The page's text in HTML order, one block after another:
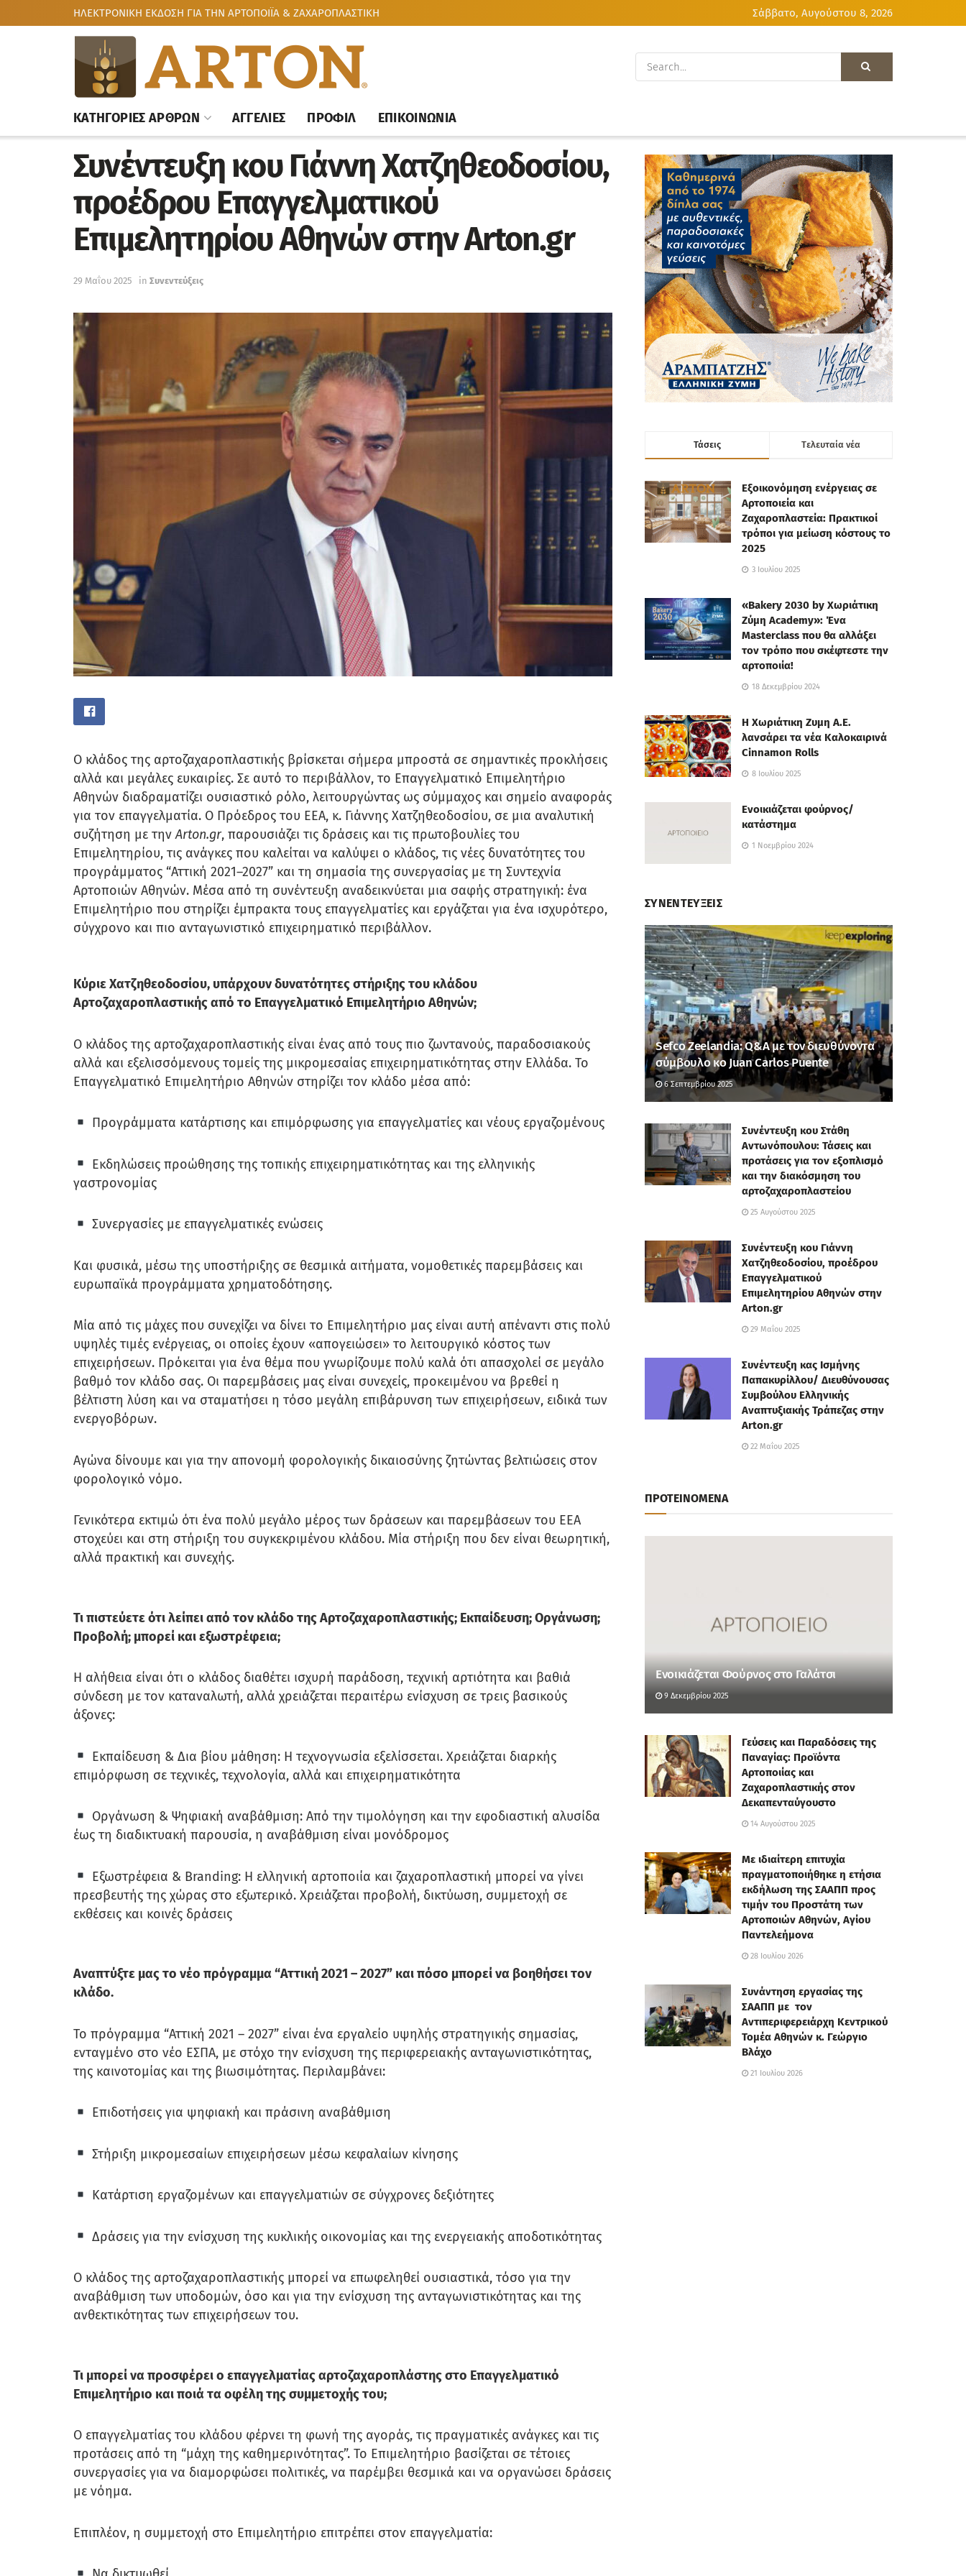
ΗΛΕΚΤΡΟΝΙΚΗ ΕΚΔΟΣΗ ΓΙΑ ΤΗΝ ΑΡΤΟΠΟΙΪΑ & ΖΑΧΑΡΟΠΛΑΣΤΙΚΗ Σάββατο, Αυγούστου 8, 2026
KΑΤΗΓΟΡΙΕΣ ΑΡΘΡΩΝ ΑΓΓΕΛΙΕΣ ΠΡΟΦΙΛ ΕΠΙΚΟΙΝΩΝΙΑ
Συνέντευξη κου Γιάννη Χατζηθεοδοσίου,
πρoέδρου Επαγγελματικού
Επιμελητηρίου Αθηνών στην Arton.gr
29 Μαΐου 2025 in Συνεντεύξεις
Ο κλάδος της αρτοζαχαροπλαστικής βρίσκεται σήμερα μπροστά σε σημαντικές προκλήσεις
αλλά και μεγάλες ευκαιρίες. Σε αυτό το περιβάλλον, το Επαγγελματικό Επιμελητήριο
Αθηνών διαδραματίζει ουσιαστικό ρόλο, λειτουργώντας ως σύμμαχος και σημείο αναφοράς
για τον επαγγελματία. Ο Πρόεδρος του ΕΕΑ, κ. Γιάννης Χατζηθεοδοσίου, σε μια αναλυτική
συζήτηση με τηνArton.gr, παρουσιάζει τις δράσεις και τις πρωτοβουλίες του
Επιμελητηρίου, τις ανάγκες που καλείται να καλύψει ο κλάδος, τις νέες δυνατότητες του
προγράμματος “Αττική 2021–2027” και τη σημασία της συνεργασίας με τη Συντεχνία
Αρτοποιών Αθηνών. Μέσα από τη συνέντευξη αναδεικνύεται μια σαφής στρατηγική: ένα
Επιμελητήριο που στηρίζει έμπρακτα τους επαγγελματίες και εργάζεται για ένα ισχυρότερο,
σύγχρονο και πιο ανταγωνιστικό επιχειρηματικό περιβάλλον.
Κύριε Χατζηθεοδοσίου, υπάρχουν δυνατότητες στήριξης του κλάδου
Aρτοζαχαροπλαστικής από το Επαγγελματικό Επιμελητήριο Αθηνών;
Ο κλάδος της αρτοζαχαροπλαστικής είναι ένας από τους πιο ζωντανούς, παραδοσιακούς
αλλά και εξελισσόμενους τομείς της μικρομεσαίας επιχειρηματικότητας στην Ελλάδα. Το
Επαγγελματικό Επιμελητήριο Αθηνών στηρίζει τον κλάδο μέσα από:
Προγράμματα κατάρτισης και επιμόρφωσης για επαγγελματίες και νέους εργαζομένους
Εκδηλώσεις προώθησης της τοπικής επιχειρηματικότητας και της ελληνικής
γαστρονομίας
Συνεργασίες με επαγγελματικές ενώσεις
Και φυσικά, μέσω της υποστήριξης σε θεσμικά αιτήματα, νομοθετικές παρεμβάσεις και
ευρωπαϊκά προγράμματα χρηματοδότησης.
Μία από τις μάχες που συνεχίζει να δίνει το Επιμελητήριο μας είναι αυτή απέναντι στις πολύ
υψηλές τιμές ενέργειας, οι οποίες έχουν «απογειώσει» το λειτουργικό κόστος των
επιχειρήσεων. Πρόκειται για ένα θέμα που γνωρίζουμε πολύ καλά ότι απασχολεί σε μεγάλο
βαθμό τον κλάδο σας. Οι παρεμβάσεις μας είναι συνεχείς, προκειμένου να βρεθεί η
βέλτιστη λύση και να σταματήσει η τόσο μεγάλη επιβάρυνση των επιχειρήσεων, ειδικά των
ενεργοβόρων.
Αγώνα δίνουμε και για την απονομή φορολογικής δικαιοσύνης ζητώντας βελτιώσεις στον
φορολογικό νόμο.
Γενικότερα εκτιμώ ότι ένα πολύ μεγάλο μέρος των δράσεων και παρεμβάσεων του ΕΕΑ
στοχεύει και στη στήριξη του συγκεκριμένου κλάδου. Μία στήριξη που δεν είναι θεωρητική,
αλλά πρακτική και συνεχής.
Τι πιστεύετε ότι λείπει από τον κλάδο της Αρτοζαχαροπλαστικής; Εκπαίδευση; Οργάνωση;
Προβολή; μπορεί και εξωστρέφεια;
Η αλήθεια είναι ότι ο κλάδος διαθέτει ισχυρή παράδοση, τεχνική αρτιότητα και βαθιά
σύνδεση με τον καταναλωτή, αλλά χρειάζεται περαιτέρω ενίσχυση σε τρεις βασικούς
άξονες:
Εκπαίδευση & Δια βίου μάθηση: Η τεχνογνωσία εξελίσσεται. Χρειάζεται διαρκής
επιμόρφωση σε τεχνικές, τεχνολογία, αλλά και επιχειρηματικότητα
Οργάνωση & Ψηφιακή αναβάθμιση: Από την τιμολόγηση και την εφοδιαστική αλυσίδα
έως τη διαδικτυακή παρουσία, η αναβάθμιση είναι μονόδρομος
Εξωστρέφεια & Branding: Η ελληνική αρτοποιία και ζαχαροπλαστική μπορεί να γίνει
πρεσβευτής της χώρας στο εξωτερικό. Χρειάζεται προβολή, δικτύωση, συμμετοχή σε
εκθέσεις και κοινές δράσεις
Αναπτύξτε μας το νέο πρόγραμμα “Αττική 2021 – 2027” και πόσο μπορεί να βοηθήσει τον
κλάδο.
Το πρόγραμμα “Αττική 2021 – 2027” είναι ένα εργαλείο υψηλής στρατηγικής σημασίας,
ενταγμένο στο νέο ΕΣΠΑ, με στόχο την ενίσχυση της περιφερειακής ανταγωνιστικότητας,
της καινοτομίας και της βιωσιμότητας. Περιλαμβάνει:
Επιδοτήσεις για ψηφιακή και πράσινη αναβάθμιση
Στήριξη μικρομεσαίων επιχειρήσεων μέσω κεφαλαίων κίνησης
Κατάρτιση εργαζομένων και επαγγελματιών σε σύγχρονες δεξιότητες
Δράσεις για την ενίσχυση της κυκλικής οικονομίας και της ενεργειακής αποδοτικότητας
Ο κλάδος της αρτοζαχαροπλαστικής μπορεί να επωφεληθεί ουσιαστικά, τόσο για την
αναβάθμιση των υποδομών, όσο και για την ενίσχυση της ανταγωνιστικότητας και της
ανθεκτικότητας των επιχειρήσεων του.
Τι μπορεί να προσφέρει ο επαγγελματίας αρτοζαχαροπλάστης στο Επαγγελματικό
Επιμελητήριο και ποιά τα οφέλη της συμμετοχής του;
Ο επαγγελματίας του κλάδου φέρνει τη φωνή της αγοράς, τις πραγματικές ανάγκες και τις
προτάσεις από τη “μάχη της καθημερινότητας”. Το Επιμελητήριο βασίζεται σε τέτοιες
συνεργασίες για να διαμορφώσει πολιτικές, να παρέμβει θεσμικά και να οργανώσει δράσεις
με νόημα.
Επιπλέον, η συμμετοχή στο Επιμελητήριο επιτρέπει στον επαγγελματία:
Τάσεις Tελευταία νέα
Εξοικονόμηση ενέργειας σε
Αρτοποιεία και
Ζαχαροπλαστεία: Πρακτικοί
τρόποι για μείωση κόστους το
2025
3 Ιουλίου 2025
«Bakery 2030 by Χωριάτικη
Ζύμη Academy»: Ένα
Masterclass που θα αλλάξει
τον τρόπο που σκέφτεστε την
αρτοποιία!
18 Δεκεμβρίου 2024
Η Χωριάτικη Ζυμη Α.Ε.
λανσάρει τα νέα Καλοκαιρινά
Cinnamon Rolls
8 Ιουλίου 2025
Ενοικιάζεται φούρνος/
κατάστημα
1 Νοεμβρίου 2024
ΣΥΝΕΝΤΕΥΞΕΙΣ
Sefco Zeelandia: Q&A με τον διευθύνοντα
σύμβουλο κο Juan Carlos Puente
6 Σεπτεμβρίου 2025
Συνέντευξη κου Στάθη
Αντωνόπουλου: Τάσεις και
προτάσεις για τον εξοπλισμό
και την διακόσμηση του
αρτοζαχαροπλαστείου
25 Αυγούστου 2025
Συνέντευξη κου Γιάννη
Χατζηθεοδοσίου, πρoέδρου
Επαγγελματικού
Επιμελητηρίου Αθηνών στην
Arton.gr
29 Μαΐου 2025
Συνέντευξη κας Ισμήνης
Παπακυρίλλου/ Διευθύνουσας
Συμβούλου Ελληνικής
Αναπτυξιακής Τράπεζας στην
Arton.gr
22 Μαΐου 2025
ΠΡΟΤΕΙΝΟΜΕΝΑ
Ενοικιάζεται Φούρνος στο Γαλάτσι
9 Δεκεμβρίου 2025
Γεύσεις και Παραδόσεις της
Παναγίας: Προϊόντα
Αρτοποιίας και
Ζαχαροπλαστικής στον
Δεκαπενταύγουστο
14 Αυγούστου 2025
Με ιδιαίτερη επιτυχία
πραγματοποιήθηκε η ετήσια
εκδήλωση της ΣΑΑΠΠ προς
τιμήν του Προστάτη των
Αρτοποιών Αθηνών, Αγίου
Παντελεήμονα
28 Ιουλίου 2026
Συνάντηση εργασίας της
ΣΑΑΠΠ με τον
Αντιπεριφερειάρχη Κεντρικού
Τομέα Αθηνών κ. Γεώργιο
Βλάχο
21 Ιουλίου 2026